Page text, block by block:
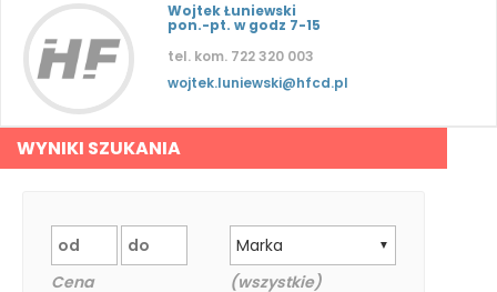
Wojtek Łuniewski
pon.-pt. w godz 7-15
tel. kom. 722 320 003
wojtek.luniewski@hfcd.pl
WYNIKI SZUKANIA
Cena
▼
Marka
(wszystkie)